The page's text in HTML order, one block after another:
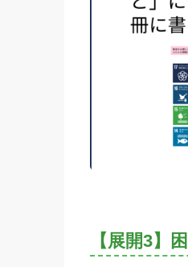
【展開3】